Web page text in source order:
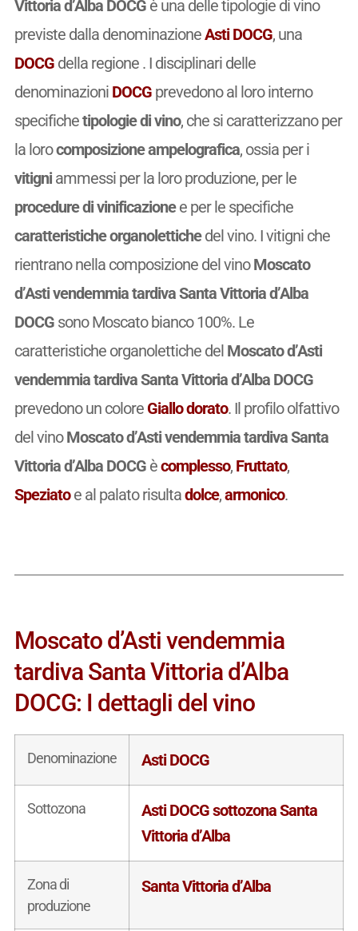
Vittoria d’Alba DOCGè una delle tipologie di vino
previste dalla denominazioneAsti DOCG, una
DOCGdella regione . I disciplinari delle
denominazioni DOCGprevedono al loro interno
specifichetipologie di vino, che si caratterizzano per
la lorocomposizione ampelografica, ossia per i
vitigniammessi per la loro produzione, per le
procedure di vinificazionee per le specifiche
caratteristiche organolettichedel vino. I vitigni che
rientrano nella composizione del vinoMoscato
d’Asti vendemmia tardiva Santa Vittoria d’Alba
DOCGsono Moscato bianco 100%. Le
caratteristiche organolettiche delMoscato d’Asti
vendemmia tardiva Santa Vittoria d’Alba DOCG
prevedono un colore Giallo dorato. Il profilo olfattivo
del vinoMoscato d’Asti vendemmia tardiva Santa
Vittoria d’Alba DOCGècomplesso, Fruttato,
Speziatoe al palato risultadolce,armonico.
Moscato d’Asti vendemmia
tardiva Santa Vittoria d’Alba
DOCG: I dettagli del vino
Denominazione Asti DOCG
Sottozona
Asti DOCG sottozona Santa
Vittoria d’Alba
Zona di
produzione
Santa Vittoria d’Alba